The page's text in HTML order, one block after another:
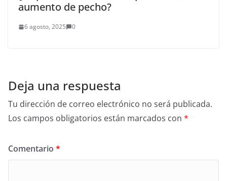
aumento de pecho?
6 agosto, 2025 0
Deja una respuesta
Tu dirección de correo electrónico no será publicada.
Los campos obligatorios están marcados con *
Comentario *